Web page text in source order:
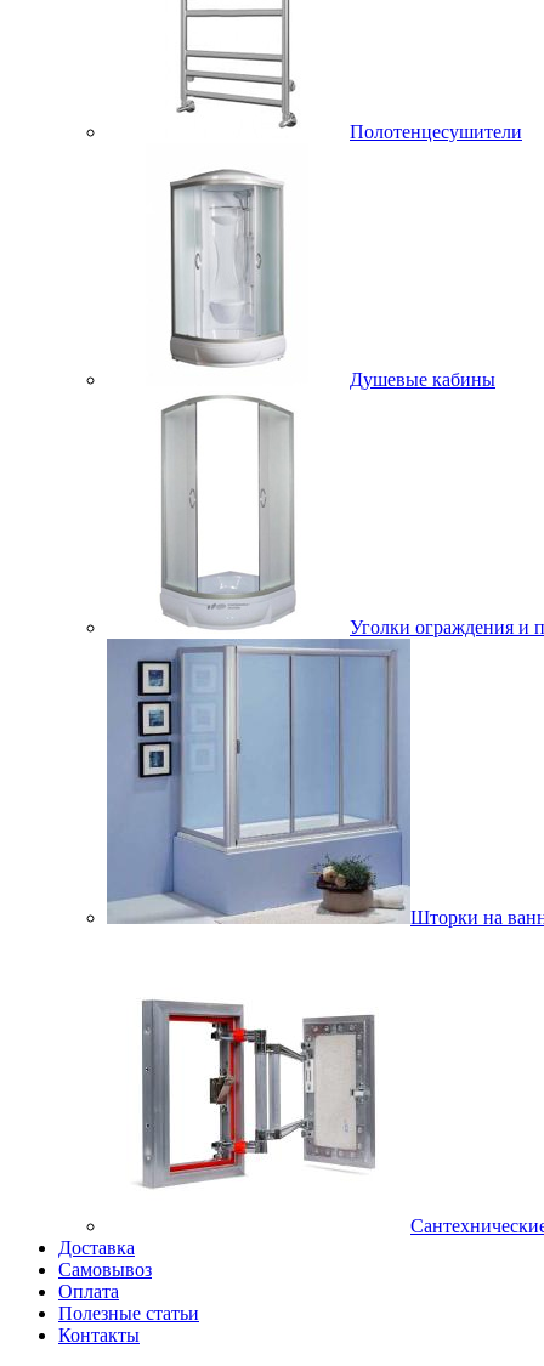
Полотенцесушители
Душевые кабины
Уголки ограждения и
Шторки на
Доставка
Самовывоз
Оплата
Полезные статьи
Контакты